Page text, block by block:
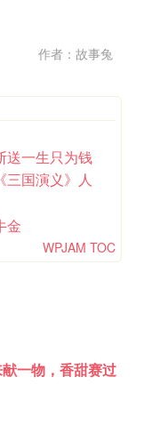
作者：故事兔
送一生只为钱
三国演义》人
金
WPJAM TOC
一物，香甜赛过